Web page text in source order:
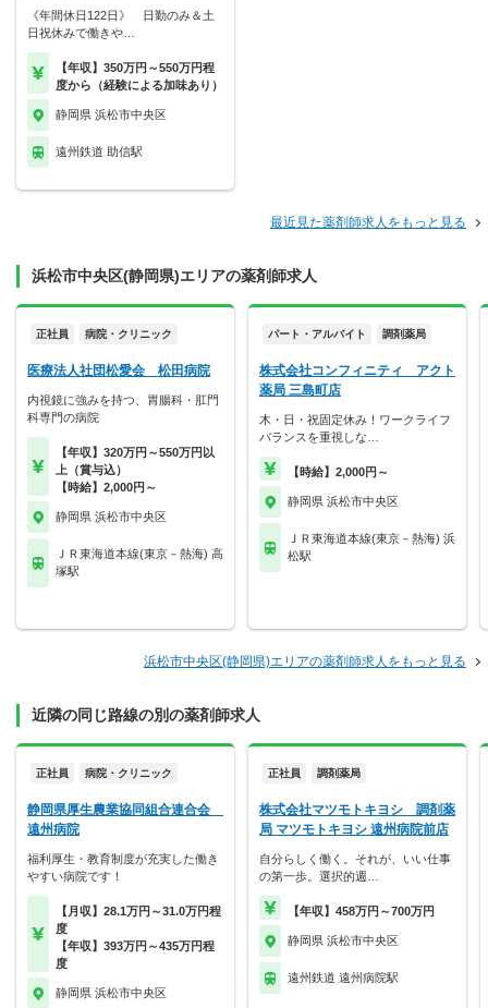
《年間休日122日》 日勤のみ＆土
日祝休みで働きや…
【年収】350万円～550万円程
度から（経験による加味あり）
静岡県 浜松市中央区
遠州鉄道 助信駅
最近見た薬剤師求人をもっと見る
浜松市中央区(静岡県)エリアの薬剤師求人
正社員 病院・クリニック
医療法人社団松愛会 松田病院
内視鏡に強みを持つ、胃腸科・肛門
科専門の病院
【年収】320万円～550万円以
上（賞与込）
【時給】2,000円～
静岡県 浜松市中央区
ＪＲ東海道本線(東京－熱海) 高
塚駅
パート・アルバイト 調剤薬局
株式会社コンフィニティ アクト
薬局 三島町店
木・日・祝固定休み！ワークライフ
バランスを重視しな…
【時給】2,000円～
静岡県 浜松市中央区
ＪＲ東海道本線(東京－熱海) 浜
松駅
浜松市中央区(静岡県)エリアの薬剤師求人をもっと見る
近隣の同じ路線の別の薬剤師求人
正社員 病院・クリニック
静岡県厚生農業協同組合連合会
遠州病院
福利厚生・教育制度が充実した働き
やすい病院です！
【月収】28.1万円～31.0万円程
度
【年収】393万円～435万円程
度
静岡県 浜松市中央区
正社員 調剤薬局
株式会社マツモトキヨシ 調剤薬
局 マツモトキヨシ 遠州病院前店
自分らしく働く。それが、いい仕事
の第一歩。選択的週…
【年収】458万円～700万円
静岡県 浜松市中央区
遠州鉄道 遠州病院駅